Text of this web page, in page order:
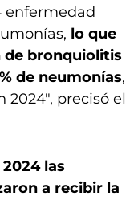
enfermedad
lo que
de bronquiolitis
de neumonías,
precisó el
las
a recibir la